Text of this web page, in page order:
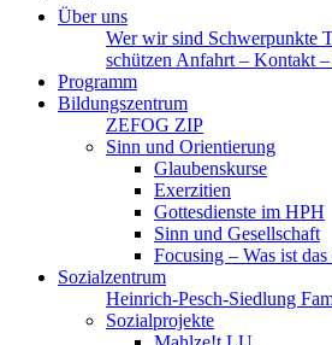
Über uns
Wer wir sind Schwerpunkte
schützen Anfahrt – Kontakt
Programm
Bildungszentrum
ZEFOG ZIP
Sinn und Orientierung
Glaubenskurse
Exerzitien
Gottesdienste im HPH
Sinn und Gesellschaft
Focusing – Was ist
Sozialzentrum
Heinrich-Pesch-Siedlung
Sozialprojekte